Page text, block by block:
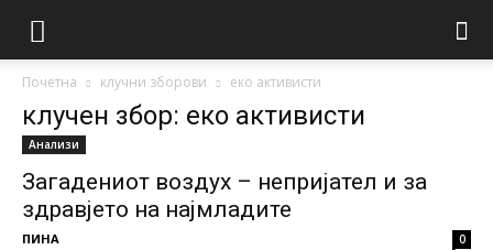
Почетна клучни зборови еко активисти
клучен збор: еко активисти
Анализи
Загадениот воздух – непријател и за
здравјето на најмладите
ПИНА 0